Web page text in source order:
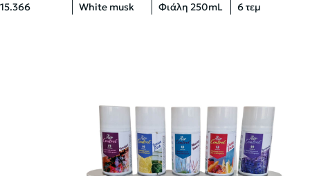
15.366
White musk Φιάλη 250mL 6 τεμ